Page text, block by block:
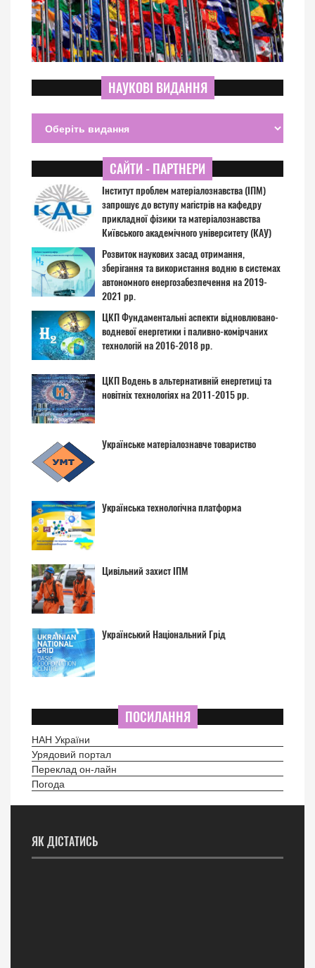
НАУКОВІ ВИДАННЯ
САЙТИ - ПАРТНЕРИ
Інститут проблем матеріалознавства (ІПМ)
запрошує до вступу магістрів на кафедру
прикладної фізики та матеріалознавства
Київського академічного університету (КАУ)
Розвиток наукових засад отримання,
зберігання та використання водню в системах
автономного енергозабезпечення на 2019-
2021 рр.
ЦКП Фундаментальні аспекти відновлювано-
водневої енергетики і паливно-комірчаних
технологій на 2016-2018 рр.
ЦКП Водень в альтернативній енергетиці та
новітніх технологіях на 2011-2015 рр.
Українське матеріалознавче товариство
Українська технологічна платформа
Цивільний захист ІПМ
Український Національний Грід
ПОСИЛАННЯ
НАН України
Урядовий портал
Переклад он-лайн
Погода
ЯК ДІСТАТИСЬ